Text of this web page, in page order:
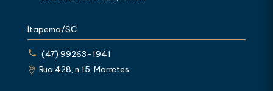
Itapema/SC
(47) 99263-1941
Rua 428, n 15, Morretes